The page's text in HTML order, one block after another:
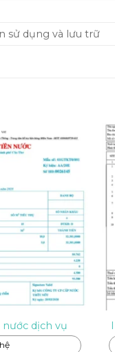
sử dụng và lưu trữ
nước dịch vụ